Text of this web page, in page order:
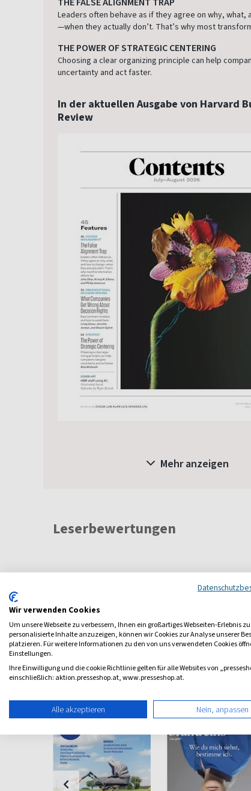
Leaders often behave as if they agree on why, what,
—when they actually don’t. That’s why most
THE POWER OF STRATEGIC CENTERING
Choosing a clear organizing principle can help
uncertainty and act faster.
In der aktuellen Ausgabe von Harvard
Review
Mehr anzeigen
Leserbewertungen
Weitere Wirtschaft-Magazine
Wir verwenden Cookies
Um unsere Webseite zu verbessern, Ihnen ein großartiges Webseiten-Erlebnis
personalisierte Inhalte anzuzeigen, können wir Cookies zur Analyse unserer
platzieren. Für weitere Informationen zu den von uns verwendeten Cookies
Einstellungen.
Ihre Einwilligung und die cookie Richtlinie gelten für alle Websites von
einschließlich: aktion.presseshop.at, www.presseshop.at.
Alle akzeptieren Nein, anpassen